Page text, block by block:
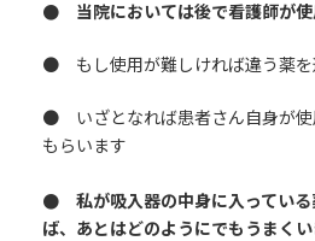
● 当院においては後で看護師が使
● もし使用が難しければ違う薬を
● いざとなれば患者さん自身が使
もらいます
● 私が吸入器の中身に入っている
ば、あとはどのようにでもうまく